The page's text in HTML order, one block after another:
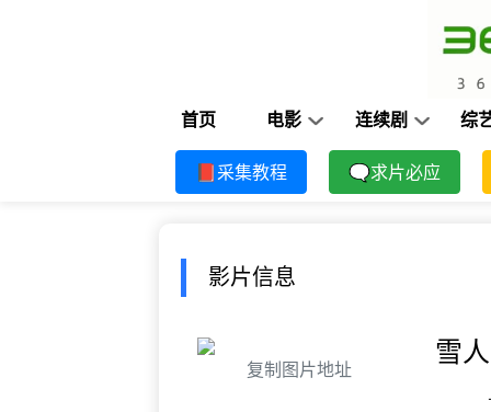
首页 电影 连续剧 综
📕采集教程 🗨求片必应
影片信息
复制图片地址
雪